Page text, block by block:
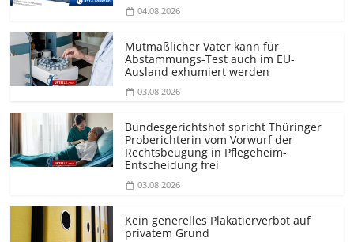
04.08.2026
Mutmaßlicher Vater kann für
Abstammungs-Test auch im EU-
Ausland exhumiert werden
03.08.2026
Bundesgerichtshof spricht Thüringer
Proberichterin vom Vorwurf der
Rechtsbeugung in Pflegeheim-
Entscheidung frei
03.08.2026
Kein generelles Plakatierverbot auf
privatem Grund